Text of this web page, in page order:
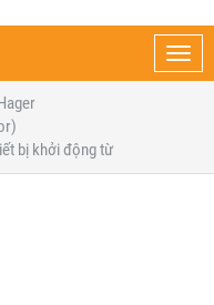
bị khởi động từ